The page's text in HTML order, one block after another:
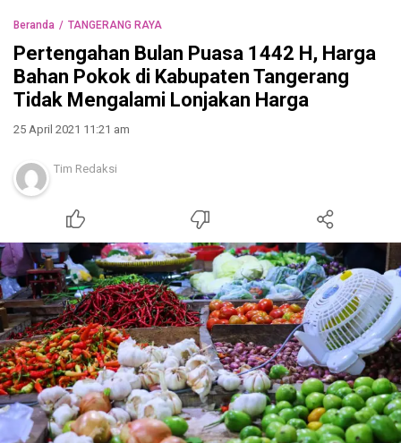
Beranda TANGERANG RAYA
Pertengahan Bulan Puasa 1442 H, Harga
Bahan Pokok di Kabupaten Tangerang
Tidak Mengalami Lonjakan Harga
25 April 2021 11:21 am
Tim Redaksi